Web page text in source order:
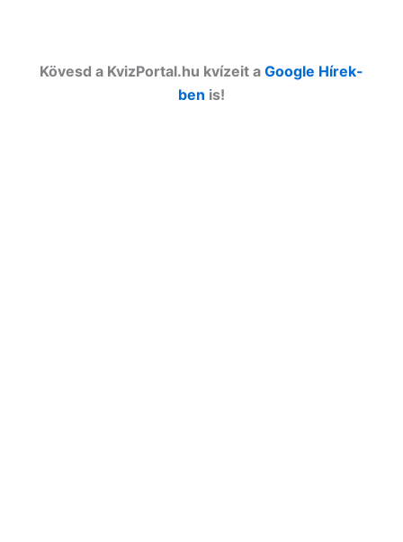
Kövesd a KvizPortal.hu kvízeit a Google Hírek-
ben is!